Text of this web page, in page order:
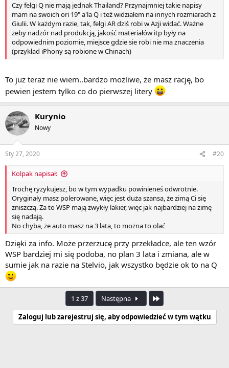
Czy felgi Q nie mają jednak Thailand? Przynajmniej takie napisy
mam na swoich ori 19" a'la Q i też widziałem na innych rozmiarach z
Giulii. W każdym razie, tak, felgi AR dziś robi w Azji widać. Ważne
żeby nadzór nad produkcją, jakość materiałów itp były na
odpowiednim poziomie, miejsce gdzie sie robi nie ma znaczenia
(przykład iPhony są robione w Chinach)
To już teraz nie wiem..bardzo możliwe, że masz rację, bo
pewien jestem tylko co do pierwszej litery
Kurynio
Nowy
Sty 27, 2020 #20
Kolpak napisał:
Trochę ryzykujesz, bo w tym wypadku powinieneś odwrotnie.
Oryginały masz polerowane, więc jest duża szansa, że zimą Ci się
zniszczą. Za to WSP mają zwykły lakier, więc jak najbardziej na zimę
się nadają.
No chyba, że auto masz na 3 lata, to można to olać
Dzięki za info. Może przerzucę przy przekładce, ale ten wzór
WSP bardziej mi się podoba, no plan 3 lata i zmiana, ale w
sumie jak na razie na Stelvio, jak wszystko będzie ok to na Q
1 z 37 Następna
Zaloguj lub zarejestruj się, aby odpowiedzieć w tym wątku